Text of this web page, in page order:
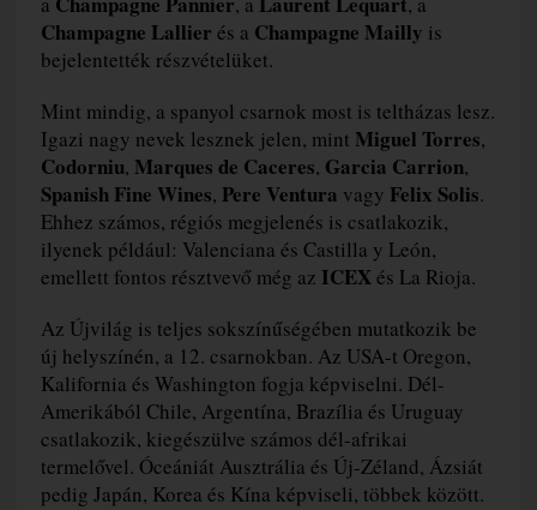
Champagne Lallier és a Champagne Mailly is
bejelentették részvételüket.
Mint mindig, a spanyol csarnok most is teltházas lesz.
Igazi nagy nevek lesznek jelen, mint Miguel Torres,
Codorniu, Marques de Caceres, Garcia Carrion,
Spanish Fine Wines, Pere Ventura vagy Felix Solis.
Ehhez számos, régiós megjelenés is csatlakozik,
ilyenek például: Valenciana és Castilla y León,
emellett fontos résztvevő még az ICEXés La Rioja.
Az Újvilág is teljes sokszínűségében mutatkozik be
új helyszínén, a 12. csarnokban. Az USA-t Oregon,
Kalifornia és Washington fogja képviselni. Dél-
Amerikából Chile, Argentína, Brazília és Uruguay
csatlakozik, kiegészülve számos dél-afrikai
termelővel. Óceániát Ausztrália és Új-Zéland, Ázsiát
pedig Japán, Korea és Kína képviseli, többek között.